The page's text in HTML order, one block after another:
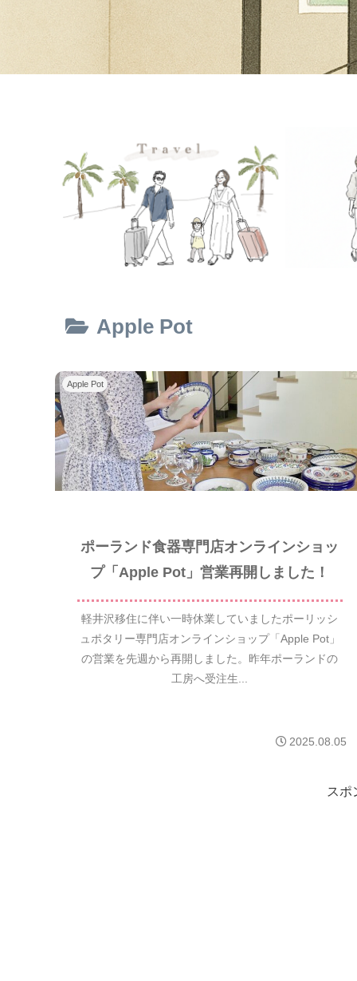
Apple Pot
Apple Pot
ポーランド食器専門店オンラインショッ
プ「Apple Pot」営業再開しました！
軽井沢移住に伴い一時休業していましたポーリッシ
ュポタリー専門店オンラインショップ「Apple Pot」
の営業を先週から再開しました。昨年ポーランドの
工房へ受注生...
2025.08.05
スポ